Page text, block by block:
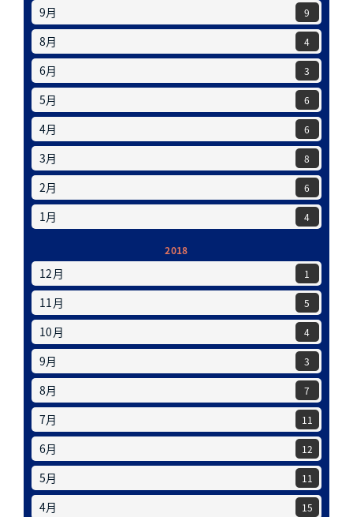
9月 9
8月 4
6月 3
5月 6
4月 6
3月 8
2月 6
1月 4
2018
12月 1
11月 5
10月 4
9月 3
8月 7
7月 11
6月 12
5月 11
4月 15